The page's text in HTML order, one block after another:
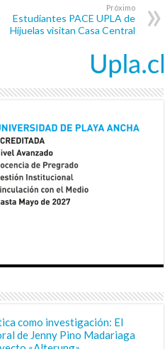
Próximo
Estudiantes PACE UPLA de
Hijuelas visitan Casa Central
como investigación: El
de Jenny Pino Madariaga